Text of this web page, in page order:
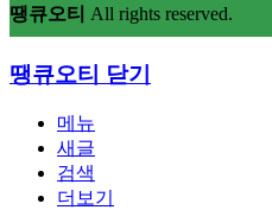
땡큐오티 All rights reserved.
땡큐오티 닫기
메뉴
새글
검색
더보기